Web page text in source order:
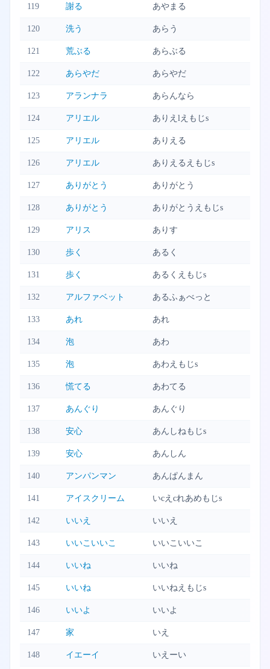
119 謝る あやまる
120 洗う あらう
121 荒ぶる あらぶる
122 あらやだ あらやだ
123 アランナラ あらんなら
124 アリエル ありえlえもじs
125 アリエル ありえる
126 アリエル ありえるえもじs
127 ありがとう ありがとう
128 ありがとう ありがとうえもじs
129 アリス ありす
130 歩く あるく
131 歩く あるくえもじs
132 アルファベット あるふぁべっと
133 あれ あれ
134 泡 あわ
135 泡 あわえもじs
136 慌てる あわてる
137 あんぐり あんぐり
138 安心 あんしねもじs
139 安心 あんしん
140 アンパンマン あんぱんまん
141 アイスクリーム いcえcれあめもじs
142 いいえ いいえ
143 いいこいいこ いいこいいこ
144 いいね いいね
145 いいね いいねえもじs
146 いいよ いいよ
147 家 いえ
148 イエーイ いえーい